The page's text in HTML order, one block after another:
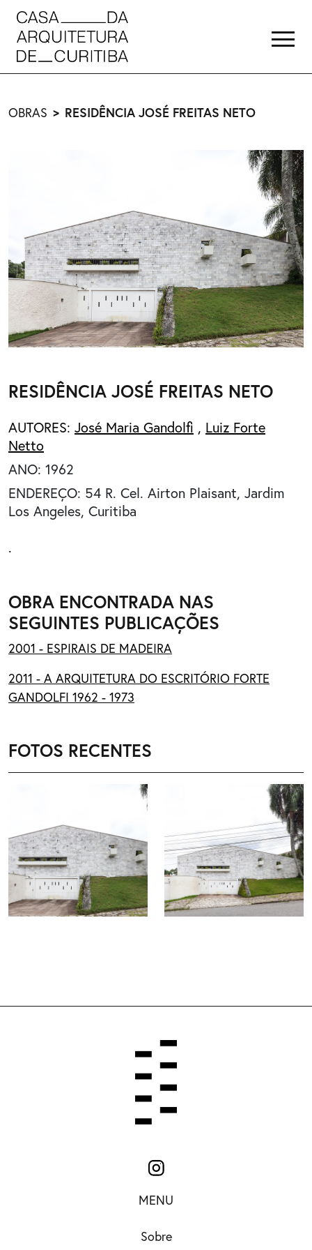
OBRAS RESIDÊNCIA JOSÉ FREITAS NETO
RESIDÊNCIA JOSÉ FREITAS NETO
AUTORES: José Maria Gandolfi , Luiz Forte
Netto
ANO: 1962
ENDEREÇO: 54 R. Cel. Airton Plaisant, Jardim
Los Angeles, Curitiba
.
OBRA ENCONTRADA NAS
SEGUINTES PUBLICAÇÕES
2001 - ESPIRAIS DE MADEIRA
2011 - A ARQUITETURA DO ESCRITÓRIO FORTE
GANDOLFI 1962 - 1973
FOTOS RECENTES
MENU
Sobre